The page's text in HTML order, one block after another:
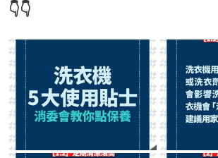
👇👇